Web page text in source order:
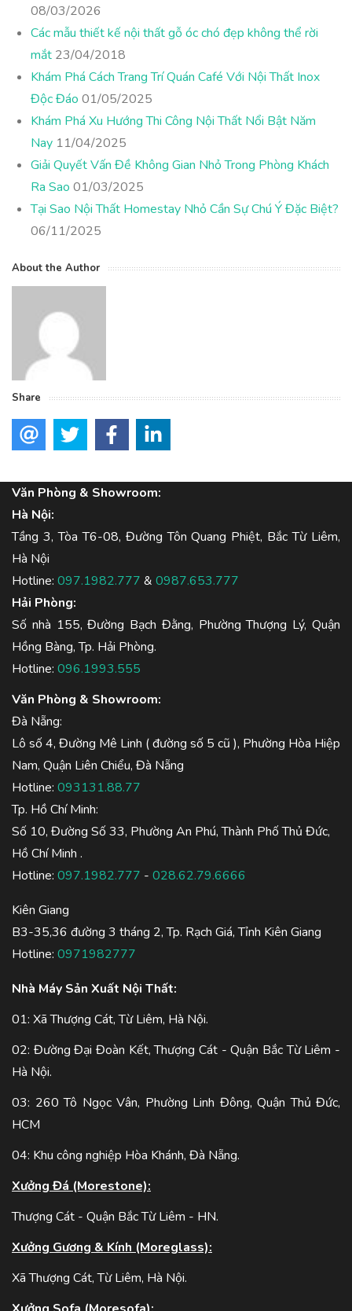
08/03/2026
Các mẫu thiết kế nội thất gỗ óc chó đẹp không thể rời
mắt 23/04/2018
Khám Phá Cách Trang Trí Quán Café Với Nội Thất Inox
Độc Đáo 01/05/2025
Khám Phá Xu Hướng Thi Công Nội Thất Nổi Bật Năm
Nay 11/04/2025
Giải Quyết Vấn Đề Không Gian Nhỏ Trong Phòng Khách
Ra Sao 01/03/2025
Tại Sao Nội Thất Homestay Nhỏ Cần Sự Chú Ý Đặc Biệt?
06/11/2025
About the Author
Share
Văn Phòng & Showroom:
Hà Nội:
Tầng 3, Tòa T6-08, Đường Tôn Quang Phiệt, Bắc Từ Liêm,
Hà Nội
Hotline: 097.1982.777 & 0987.653.777
Hải Phòng:
Số nhà 155, Đường Bạch Đằng, Phường Thượng Lý, Quận
Hồng Bàng, Tp. Hải Phòng.
Hotline: 096.1993.555
Văn Phòng & Showroom:
Đà Nẵng:
Lô số 4, Đường Mê Linh ( đường số 5 cũ ), Phường Hòa Hiệp
Nam, Quận Liên Chiểu, Đà Nẵng
Hotline: 093131.88.77
Tp. Hồ Chí Minh:
Số 10, Đường Số 33, Phường An Phú, Thành Phố Thủ Đức,
Hồ Chí Minh .
Hotline: 097.1982.777 - 028.62.79.6666
Kiên Giang
B3-35,36 đường 3 tháng 2, Tp. Rạch Giá, Tỉnh Kiên Giang
Hotline: 0971982777
Nhà Máy Sản Xuất Nội Thất:
01: Xã Thượng Cát, Từ Liêm, Hà Nội.
02: Đường Đại Đoàn Kết, Thượng Cát - Quận Bắc Từ Liêm -
Hà Nội.
03: 260 Tô Ngọc Vân, Phường Linh Đông, Quận Thủ Đức,
HCM
04: Khu công nghiệp Hòa Khánh, Đà Nẵng.
Xưởng Đá (Morestone):
Thượng Cát - Quận Bắc Từ Liêm - HN.
Xưởng Gương & Kính (Moreglass):
Xã Thượng Cát, Từ Liêm, Hà Nội.